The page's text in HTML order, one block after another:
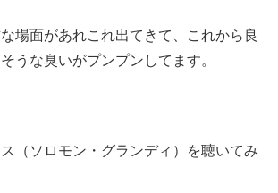
場面があれこれ出てきて、これから良
うな臭いがプンプンしてます。
（ソロモン・グランディ）を聴いてみ